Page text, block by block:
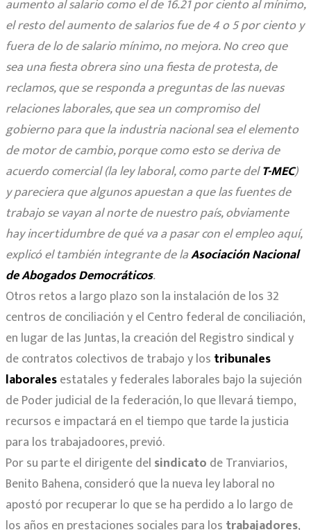
aumento al salario como el de 16.21 por ciento al mínimo,
el resto del aumento de salarios fue de 4 o 5 por ciento y
fuera de lo de salario mínimo, no mejora. No creo que
sea una fiesta obrera sino una fiesta de protesta, de
reclamos, que se responda a preguntas de las nuevas
relaciones laborales, que sea un compromiso del
gobierno para que la industria nacional sea el elemento
de motor de cambio, porque como esto se deriva de
acuerdo comercial (la ley laboral, como parte delT-MEC)
y pareciera que algunos apuestan a que las fuentes de
trabajo se vayan al norte de nuestro país, obviamente
hay incertidumbre de qué va a pasar con el empleo aquí,
explicó el también integrante de laAsociación Nacional
de Abogados Democráticos.
Otros retos a largo plazo son la instalación de los 32
centros de conciliación y el Centro federal de conciliación,
en lugar de las Juntas, la creación del Registro sindical y
de contratos colectivos de trabajo y los tribunales
laboralesestatales y federales laborales bajo la sujeción
de Poder judicial de la federación, lo que llevará tiempo,
recursos e impactará en el tiempo que tarde la justicia
para los trabajadoores, previó.
Por su parte el dirigente del sindicato de Tranviarios,
Benito Bahena, consideró que la nueva ley laboral no
apostó por recuperar lo que se ha perdido a lo largo de
los años en prestaciones sociales para los trabajadores,